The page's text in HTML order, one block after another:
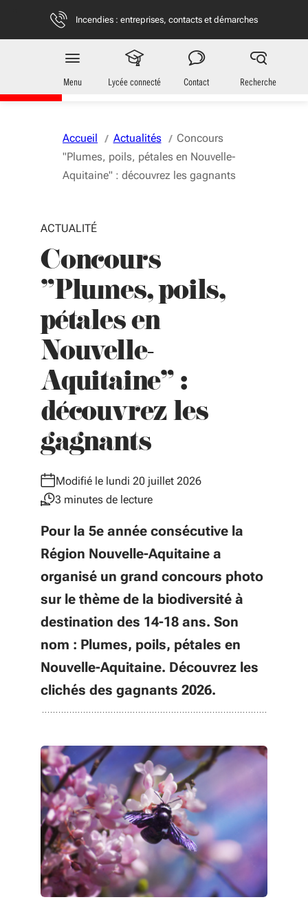
Vous naviguez en mode anonymisé,
Incendies : entreprises, contacts et démarches
Jeunes
en Nouvelle-Aquitaine
Menu Lycée connecté Contact Recherche
Accueil Actualités
Concours
"Plumes, poils, pétales en Nouvelle-
Aquitaine" : découvrez les gagnants
ACTUALITÉ
Concours
"Plumes, poils,
pétales en
Nouvelle-
Aquitaine" :
découvrez les
gagnants
Modifié le lundi 20 juillet 2026
3 minutes de lecture
Pour la 5e année consécutive la
Région Nouvelle-Aquitaine a
organisé un grand concours photo
sur le thème de la biodiversité à
destination des 14-18 ans. Son
nom : Plumes, poils, pétales en
Nouvelle-Aquitaine. Découvrez les
clichés des gagnants 2026.